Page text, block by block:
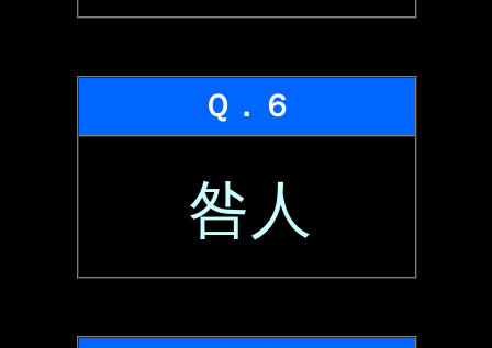
Ｑ．６
咎人